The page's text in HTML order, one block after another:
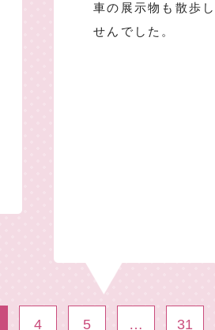
車の展示物も散歩
せんでした。
4 5 … 31